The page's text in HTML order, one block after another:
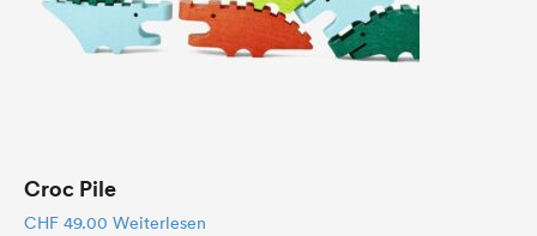
Croc Pile
CHF 49.00 Weiterlesen